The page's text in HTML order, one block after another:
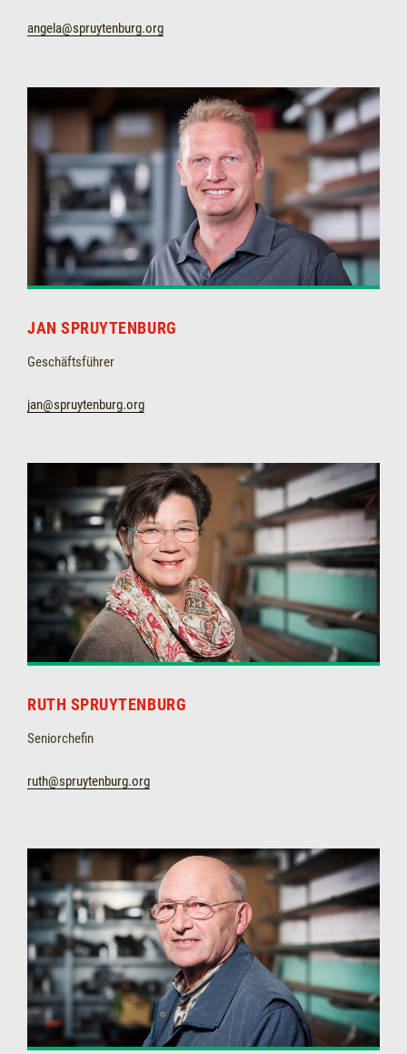
angela@spruytenburg.org
JAN SPRUYTENBURG
Geschäftsführer
jan@spruytenburg.org
RUTH SPRUYTENBURG
Seniorchefin
ruth@spruytenburg.org